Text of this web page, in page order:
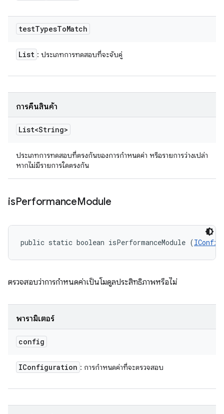
testTypesToMatch
List : ประเภทการทดสอบที่จะจับคู่
การคืนสินค้า
List<String>
ประเภทการทดสอบที่ตรงกันของการกำหนดค่า หรือรายการว่างเปล่า
หากไม่มีรายการใดตรงกัน
isPerformanceModule
public static boolean isPerformanceModule (
ตรวจสอบว่าการกำหนดค่าเป็นโมดูลประสิทธิภาพหรือไม่
พารามิเตอร์
config
IConfiguration : การกำหนดค่าที่จะตรวจสอบ